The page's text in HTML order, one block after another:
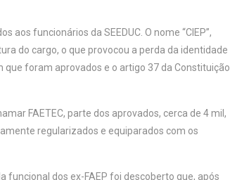
funcionários da SEEDUC. O nome “CIEP”,
do cargo, o que provocou a perda da identidade
foram aprovados e o artigo 37 da Constituição
FAETEC, parte dos aprovados, cerca de 4 mil,
regularizados e equiparados com os
funcional dos ex-FAEP foi descoberto que, após